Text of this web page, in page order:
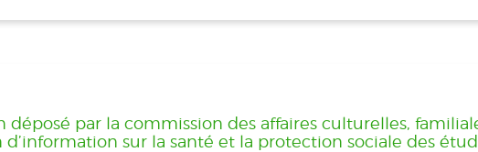
déposé par la commission des affaires culturelles,
d’information sur la santé et la protection sociale des